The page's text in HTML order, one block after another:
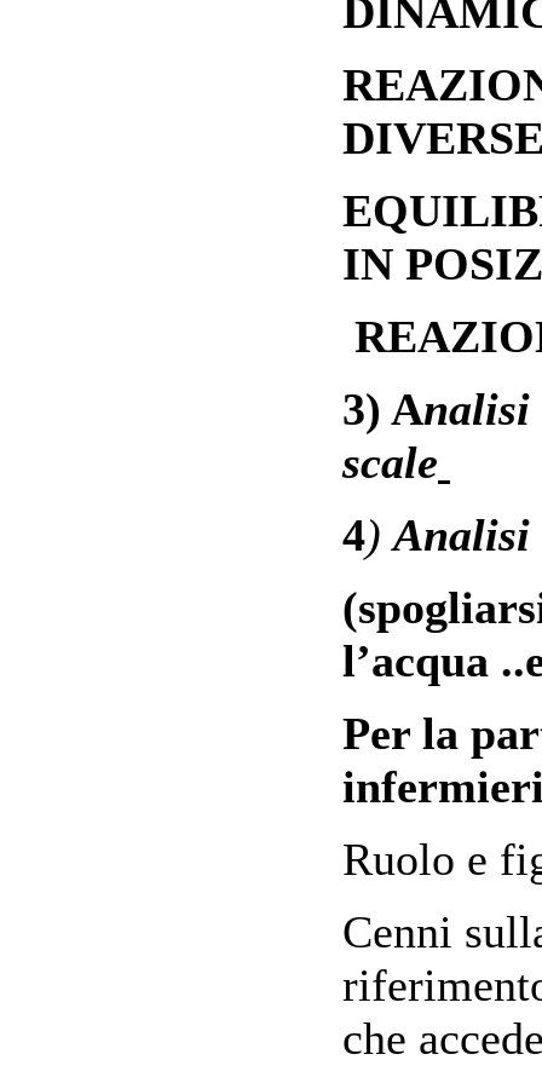
IN
3) Analisi
scale
4)Analisi
l’acqua
Per la
Ruolo e
Cenni
che